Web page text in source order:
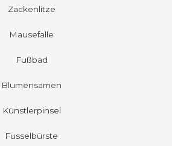
Zackenlitze
Mausefalle
Fußbad
Blumensamen
Künstlerpinsel
Fusselbürste